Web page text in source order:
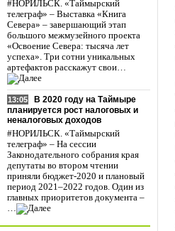
#НОРИЛЬСК. «Таймырский
телеграф» – Выставка «Книга
Севера» – завершающий этап
большого межмузейного проекта
«Освоение Севера: тысяча лет
успеха». Три сотни уникальных
артефактов расскажут свои…
13:05
В 2020 году на Таймыре
планируется рост налоговых и
неналоговых доходов
#НОРИЛЬСК. «Таймырский
телеграф» – На сессии
Законодательного собрания края
депутаты во втором чтении
приняли бюджет-2020 и плановый
период 2021–2022 годов. Один из
главных приоритетов документа –
…